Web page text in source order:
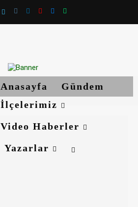
Anasayfa
Gündem
İlçelerimiz
Video Haberler
Yazarlar